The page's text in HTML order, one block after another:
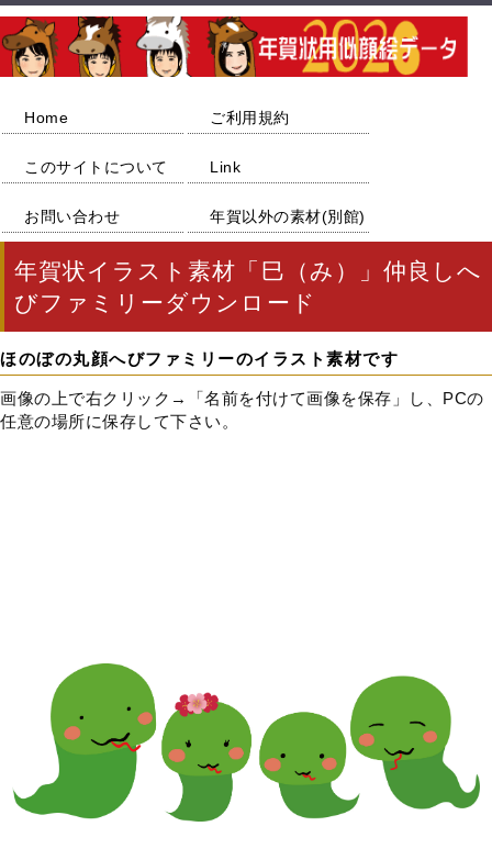
Home ご利用規約
このサイトについて Link
お問い合わせ 年賀以外の素材(別館)
年賀状イラスト素材「巳（み）」仲良しへ
びファミリーダウンロード
ほのぼの丸顔へびファミリーのイラスト素材です
画像の上で右クリック→「名前を付けて画像を保存」し、PCの
任意の場所に保存して下さい。